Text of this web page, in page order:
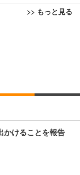
>> もっと見る
テレワーク 疲れな
パクト 約105度ロッ
面昇降 強化ナイロ
宅ワーク H-WY01
デスクチェア メッシ
ック
ェア 疲れない テレ
30度ロッキング機
度跳ね上げ式アーム
HD | 手軽にストリ
ミングメディアプ
HD | 手軽にストリ
| 4Kの高画質スト
ィアプレイヤー
HD | 手軽にストリ
ミングメディアプ
HD | 手軽にストリ
| 4Kの高画質スト
ィアプレイヤー
かけることを報告